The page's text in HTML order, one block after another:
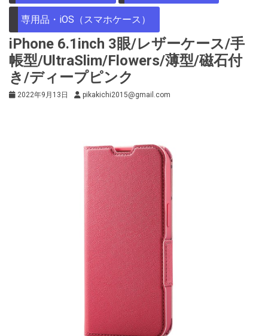
専用品・iOS（スマホケース）
iPhone 6.1inch 3眼/レザーケース/手
帳型/UltraSlim/Flowers/薄型/磁石付
き/ディープピンク
2022年9月13日 pikakichi2015@gmail.com